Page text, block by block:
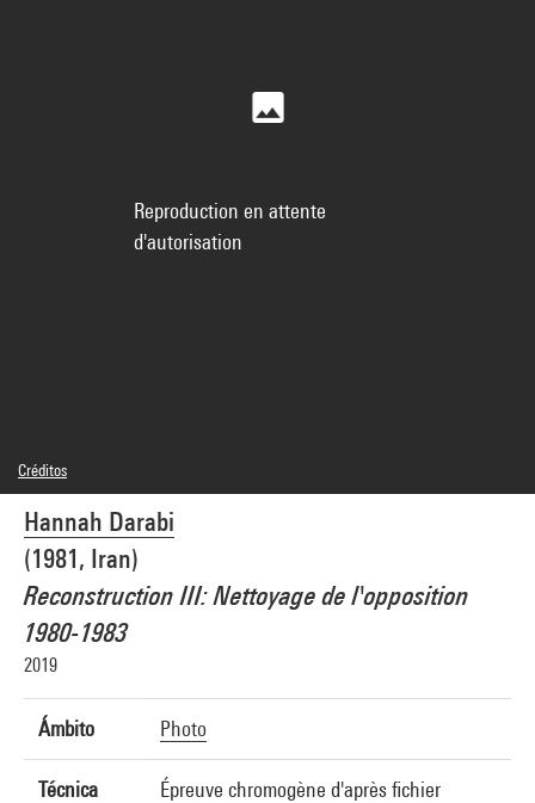
Hannah Darabi
(1981, Iran)
Reconstruction III: Nettoyage de l'opposition
1980-1983
2019
Ámbito Photo
Técnica
Épreuve chromogène d'après fichier
Reproduction en attente
d'autorisation
Créditos
© Hannah Darabi
Créditos fotográficos : Centre Pompidou, MNAM-CCI/Audrey Laurans/Dist.
GrandPalaisRmn
Referencia de la imagen : 4Y02508
Difusión de la imagen :GrandPalaisRmnPhoto